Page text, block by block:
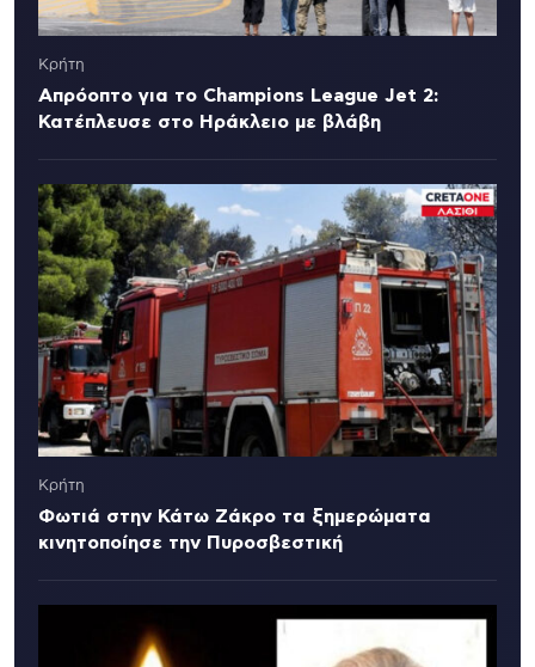
Κρήτη
Απρόοπτο για το Champions League Jet 2:
Κατέπλευσε στο Ηράκλειο με βλάβη
Κρήτη
Φωτιά στην Κάτω Ζάκρο τα ξημερώματα
κινητοποίησε την Πυροσβεστική